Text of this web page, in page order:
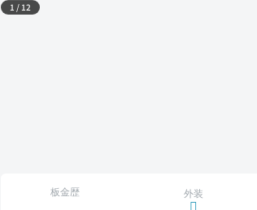
1 /12
板金歴 外装